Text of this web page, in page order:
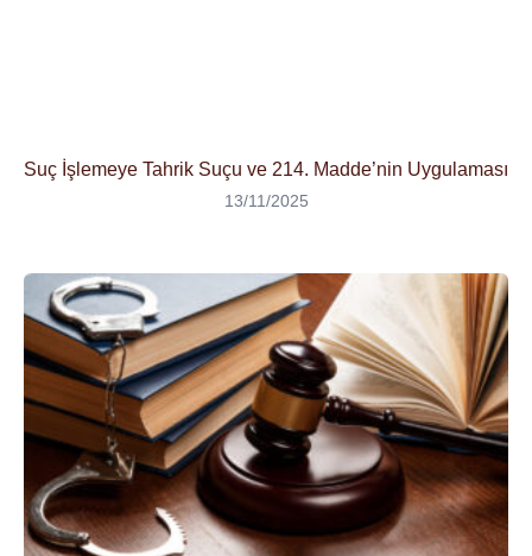
Suç İşlemeye Tahrik Suçu ve 214. Madde’nin Uygulaması
13/11/2025